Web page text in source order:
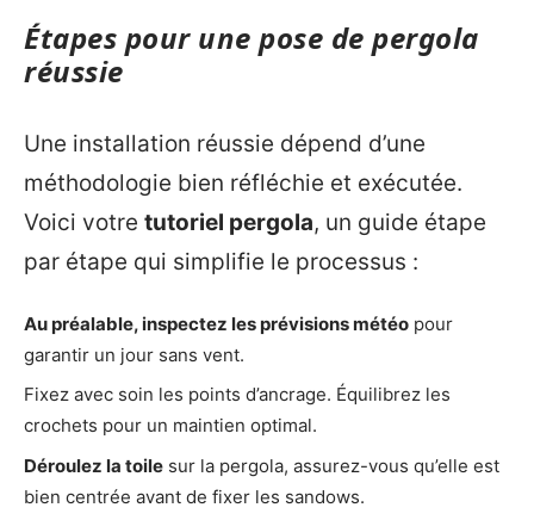
Étapes pour une pose de pergola
réussie
Une installation réussie dépend d’une
méthodologie bien réfléchie et exécutée.
Voici votre tutoriel pergola, un guide étape
par étape qui simplifie le processus :
Au préalable, inspectez les prévisions météo pour
garantir un jour sans vent.
Fixez avec soin les points d’ancrage. Équilibrez les
crochets pour un maintien optimal.
Déroulez la toile sur la pergola, assurez-vous qu’elle est
bien centrée avant de fixer les sandows.